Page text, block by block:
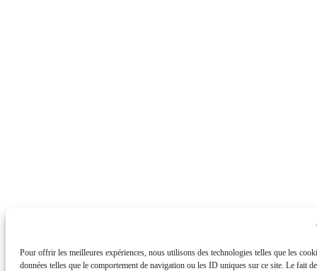
Pour offrir les meilleures expériences, nous utilisons des technologies telles que les
données telles que le comportement de navigation ou les ID uniques sur ce site. Le fait